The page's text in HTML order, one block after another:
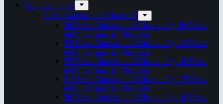
Eventos anuales
Fiesta Nacional del Chamamé
34ª Fiesta Nacional del Chamamé y 20ª Fiesta
del Chamamé del Mercosur
33ª Fiesta Nacional del Chamamé y 19ª Fiesta
del Chamamé del Mercosur
32ª Fiesta Nacional del Chamamé y 18ª Fiesta
del Chamamé del Mercosur
31ª Fiesta Nacional del Chamamé y 17ª Fiesta
del Chamamé del Mercosur
30ª Fiesta Nacional del Chamamé y 16ª Fiesta